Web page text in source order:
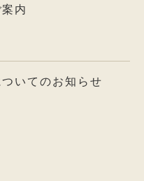
内
いてのお知らせ